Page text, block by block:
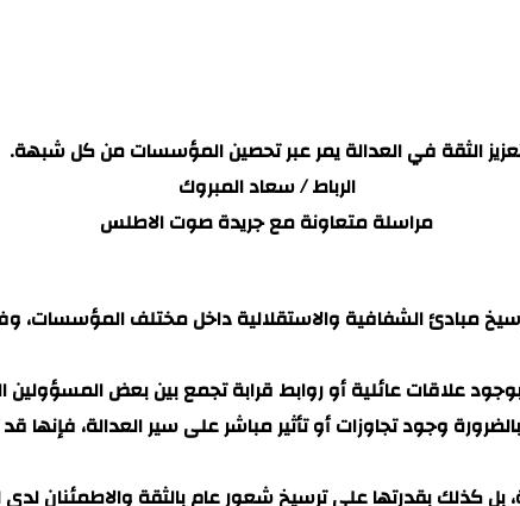
الثقة في العدالة يمر عبر تحصين المؤسسات من كل شبهة.
الرباط / سعاد المبروك
مراسلة متعاونة مع جريدة صوت الاطلس
مبادئ الشفافية والاستقلالية داخل مختلف
علاقات عائلية أو روابط قرابة تجمع بين بعض المسؤولين
وجود تجاوزات أو تأثير مباشر على سير العدالة،
بل كذلك بقدرتها على ترسيخ شعور عام بالثقة